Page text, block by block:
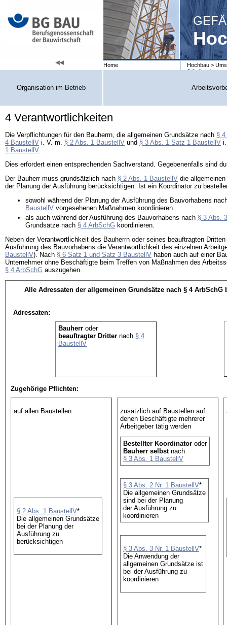
Home Hochbau >
Organisation im Betrieb
4 Verantwortlichkeiten
Die Verpflichtungen für den Bauherrn, die allgemeinen Grundsätze nach §
4 BaustellV i. V. m. § 2 Abs. 1 BaustellV und § 3 Abs. 1 Satz 1 BaustellV
1 BaustellV.
Dies erfordert einen entsprechenden Sachverstand. Gegebenenfalls sind
Der Bauherr muss grundsätzlich nach § 2 Abs. 1 BaustellV die
der Planung der Ausführung berücksichtigen. Ist ein Koordinator zu
sowohl während der Planung der Ausführung des Bauvorhabens
BaustellV vorgesehenen Maßnahmen koordinieren
als auch während der Ausführung des Bauvorhabens nach § 3 Abs.
Grundsätze nach § 4 ArbSchG koordinieren.
Neben der Verantwortlichkeit des Bauherrn oder seines beauftragten
Ausführung des Bauvorhabens die Verantwortlichkeit des einzelnen
BaustellV). Nach § 6 Satz 1 und Satz 3 BaustellV haben auch auf einer
Unternehmer ohne Beschäftigte beim Treffen von Maßnahmen des
§ 4 ArbSchG auszugehen.
Alle Adressaten der allgemeinen Grundsätze nach § 4
Adressaten:
Bauherr oder
beauftragter Dritter nach § 4
BaustellV
Zugehörige Pflichten:
auf allen Baustellen
§ 2 Abs. 1 BaustellV*
Die allgemeinen Grundsätze
bei der Planung der
Ausführung zu
berücksichtigen
zusätzlich auf Baustellen auf
denen Beschäftigte mehrerer
Arbeitgeber tätig werden
Bestellter Koordinator oder
Bauherr selbst nach
§ 3 Abs. 1 BaustellV
§ 3 Abs. 2 Nr. 1 BaustellV*
Die allgemeinen Grundsätze
sind bei der Planung
der Ausführung zu
koordinieren
§ 3 Abs. 3 Nr. 1 BaustellV*
Die Anwendung der
allgemeinen Grundsätze ist
bei der Ausführung zu
koordinieren